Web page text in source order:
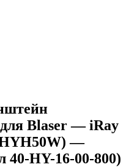
Blaser — iRay
—
40-HY-16-00-800)